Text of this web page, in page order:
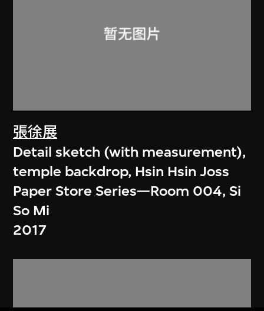
張徐展
Detail sketch (with measurement),
temple backdrop, Hsin Hsin Joss
Paper Store Series—Room 004, Si
So Mi
2017